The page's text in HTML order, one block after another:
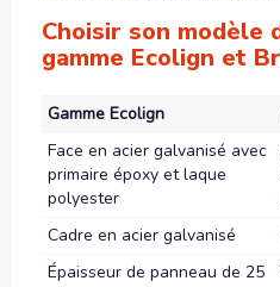
Choisir son modèle
gamme Ecolign et
Gamme Ecolign
Face en acier galvanisé avec
primaire époxy et laque
polyester
Cadre en acier galvanisé
Épaisseur de panneau de 25